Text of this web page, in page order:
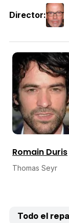
Director:
Romain Duris
Thomas Seyr
Todo el